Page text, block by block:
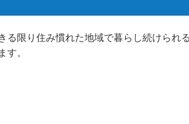
る限り住み慣れた地域で暮らし続けられ
す。